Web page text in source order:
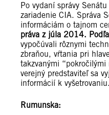
Po vydaní správy
zariadenie CIA. Správa
informáciám o tajnom
práva z júla 2014.
vypočúvali rôznymi
zbraňou, vŕtania pri
takzvanými
verejný predstaviteľ sa
informácií k vyšetrovaniu.
Rumunska: